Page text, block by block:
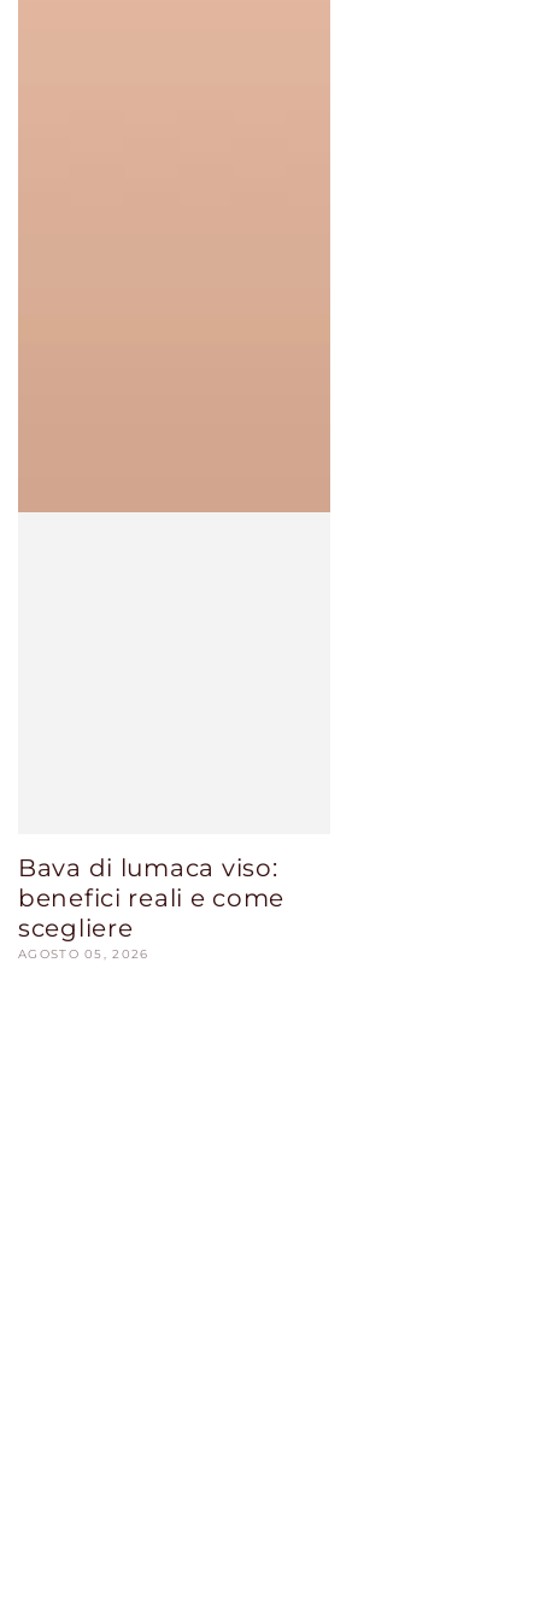
Bava di lumaca viso:
benefici reali e come
scegliere
AGOSTO 05, 2026